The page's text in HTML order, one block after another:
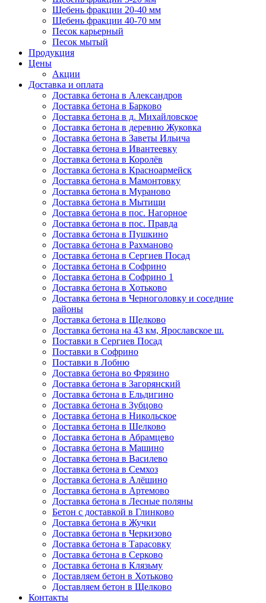
Щебень фракции 20-40 мм
Щебень фракции 40-70 мм
Песок карьерный
Песок мытый
Продукция
Цены
Акции
Доставка и оплата
Доставка бетона в Александров
Доставка бетона в Барково
Доставка бетона в д. Михайловское
Доставка бетона в деревню Жуковка
Доставка бетона в Заветы Ильича
Доставка бетона в Ивантеевку
Доставка бетона в Королёв
Доставка бетона в Красноармейск
Доставка бетона в Мамонтовку
Доставка бетона в Мураново
Доставка бетона в Мытищи
Доставка бетона в пос. Нагорное
Доставка бетона в пос. Правда
Доставка бетона в Пушкино
Доставка бетона в Рахманово
Доставка бетона в Сергиев Посад
Доставка бетона в Софрино
Доставка бетона в Софрино 1
Доставка бетона в Хотьково
Доставка бетона в Черноголовку и соседние
районы
Доставка бетона в Щелково
Доставка бетона на 43 км, Ярославское ш.
Поставки в Сергиев Посад
Поставки в Софрино
Поставки в Лобню
Доставка бетона во Фрязино
Доставка бетона в Загорянский
Доставка бетона в Ельдигино
Доставка бетона в Зубцово
Доставка бетона в Никольское
Доставка бетона в Шелково
Доставка бетона в Абрамцево
Доставка бетона в Машино
Доставка бетона в Василево
Доставка бетона в Семхоз
Доставка бетона в Алёшино
Доставка бетона в Артемово
Доставка бетона в Лесные поляны
Бетон с доставкой в Глинково
Доставка бетона в Жучки
Доставка бетона в Черкизово
Доставка бетона в Тарасовку
Доставка бетона в Серково
Доставка бетона в Клязьму
Доставляем бетон в Хотьково
Доставляем бетон в Щелково
Контакты